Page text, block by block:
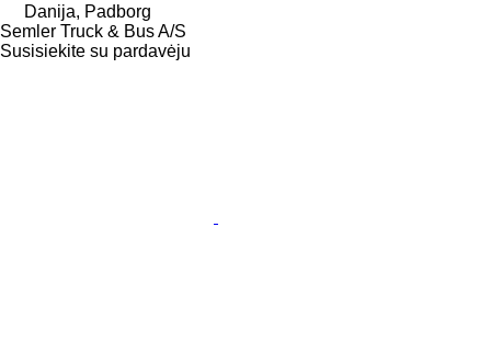
Danija, Padborg
Semler Truck & Bus A/S
Susisiekite su pardavėju